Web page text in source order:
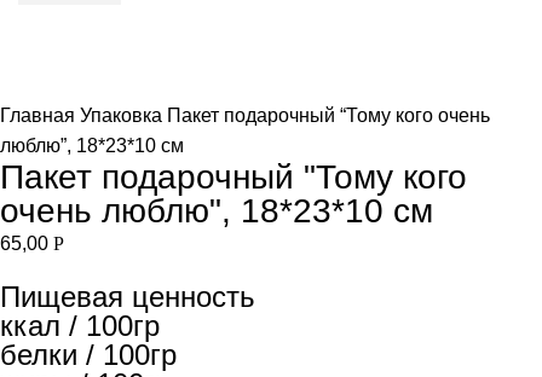
Главная Упаковка Пакет подарочный “Тому кого очень
люблю”, 18*23*10 см
Пакет подарочный "Тому кого
очень люблю", 18*23*10 см
65,00 Р
Пищевая ценность
ккал / 100гр
белки / 100гр